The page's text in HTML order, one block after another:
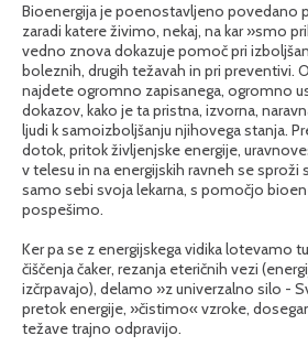
Bioenergija je poenostavljeno povedano
zaradi katere živimo, nekaj, na kar »smo
vedno znova dokazuje pomoč pri
boleznih, drugih težavah in pri preventivi.
najdete ogromno zapisanega, ogromno
dokazov, kako je ta pristna, izvorna,
ljudi k samoizboljšanju njihovega stanja.
dotok, pritok življenjske energije,
v telesu in na energijskih ravneh se
samo sebi svoja lekarna, s pomočjo
pospešimo.
Ker pa se z energijskega vidika lotevamo
čiščenja čaker, rezanja eteričnih vezi
izčrpavajo), delamo »z univerzalno silo -
pretok energije, »čistimo« vzroke,
težave trajno odpravijo.